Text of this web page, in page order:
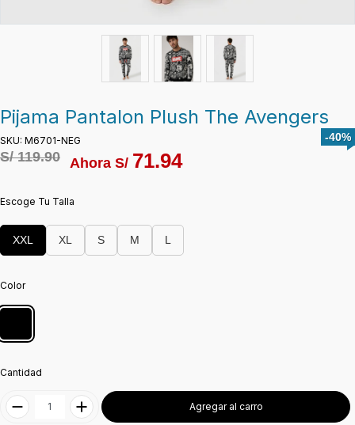
Pijama Pantalon Plush The Avengers
SKU: M6701-NEG
S/119.90 Ahora S/ 71.94
-40%
Escoge Tu Talla
XXL XL S M L
Color
Cantidad
Agregar al carro